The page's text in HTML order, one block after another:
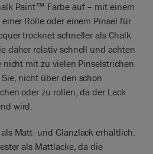
Paint™ Farbe auf – mit einem
Rolle oder einem Pinsel für
trocknet schneller als Chalk
daher relativ schnell und achten
nicht mit zu vielen Pinselstrichen
nicht über den schon
oder zu rollen, da der Lack
wird.
Matt- und Glanzlack erhältlich.
als Mattlacke, da die